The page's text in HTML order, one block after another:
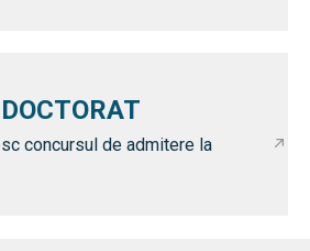
concursul de admitere la